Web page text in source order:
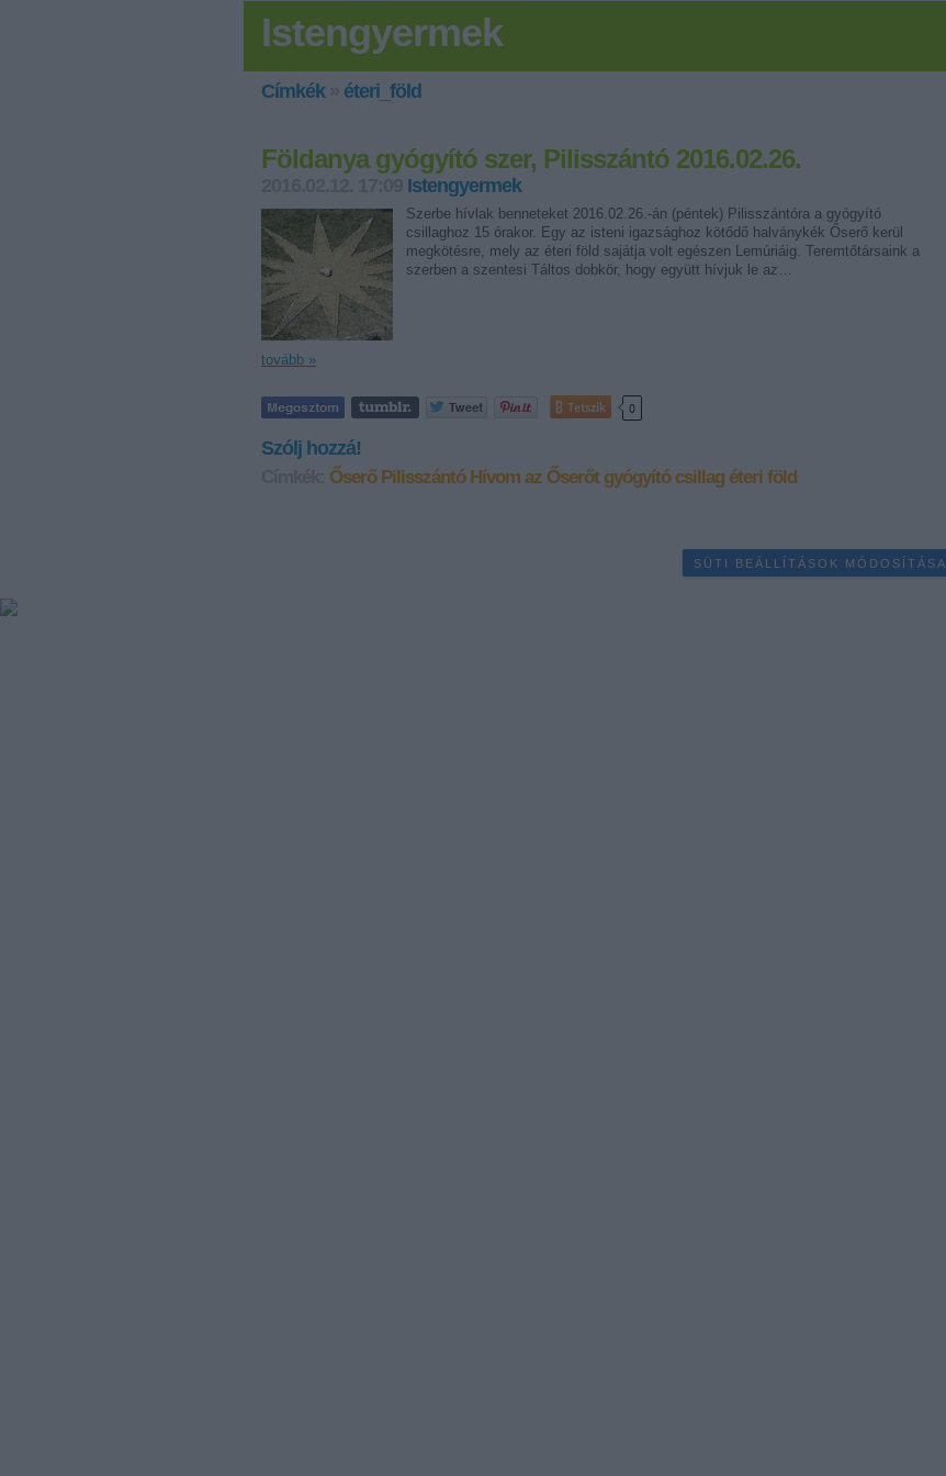
Istengyermek
Címkék» éteri_föld
Földanya gyógyító szer, Pilisszántó 2016.02.26.
Istengyermek
Szerbe hívlak benneteket 2016.02.26.-án (péntek) Pilisszántóra a gyógyító
csillaghoz 15 órakor. Egy az isteni igazsághoz kötődő halványkék Őserő kerül
megkötésre, mely az éteri föld sajátja volt egészen Lemúriáig. Teremtőtársaink a
szerben a szentesi Táltos dobkör, hogy együtt hívjuk le az…
tovább »
Tetszik 0
Szólj hozzá!
Őserő Pilisszántó Hívom az Őserőt gyógyító csillag éteri föld
SÜTI BEÁLLÍTÁSOK MÓDOSÍTÁSA